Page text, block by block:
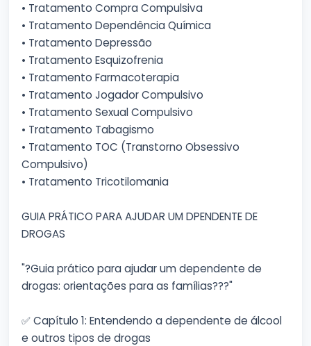
• Tratamento Compra Compulsiva
• Tratamento Dependência Química
• Tratamento Depressão
• Tratamento Esquizofrenia
• Tratamento Farmacoterapia
• Tratamento Jogador Compulsivo
• Tratamento Sexual Compulsivo
• Tratamento Tabagismo
• Tratamento TOC (Transtorno Obsessivo
Compulsivo)
• Tratamento Tricotilomania
GUIA PRÁTICO PARA AJUDAR UM DPENDENTE DE
DROGAS
"?Guia prático para ajudar um dependente de
drogas: orientações para as famílias?‍?‍?"
✅ Capítulo 1: Entendendo a dependente de álcool
e outros tipos de drogas